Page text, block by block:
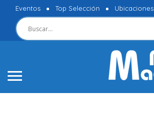
Eventos Top Selección Ubicaciones